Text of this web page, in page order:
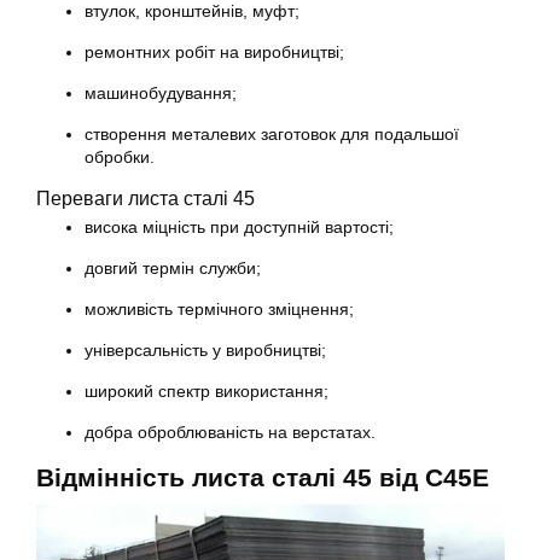
втулок, кронштейнів, муфт;
ремонтних робіт на виробництві;
машинобудування;
створення металевих заготовок для подальшої
обробки.
Переваги листа сталі 45
висока міцність при доступній вартості;
довгий термін служби;
можливість термічного зміцнення;
універсальність у виробництві;
широкий спектр використання;
добра оброблюваність на верстатах.
Відмінність листа сталі 45 від C45E